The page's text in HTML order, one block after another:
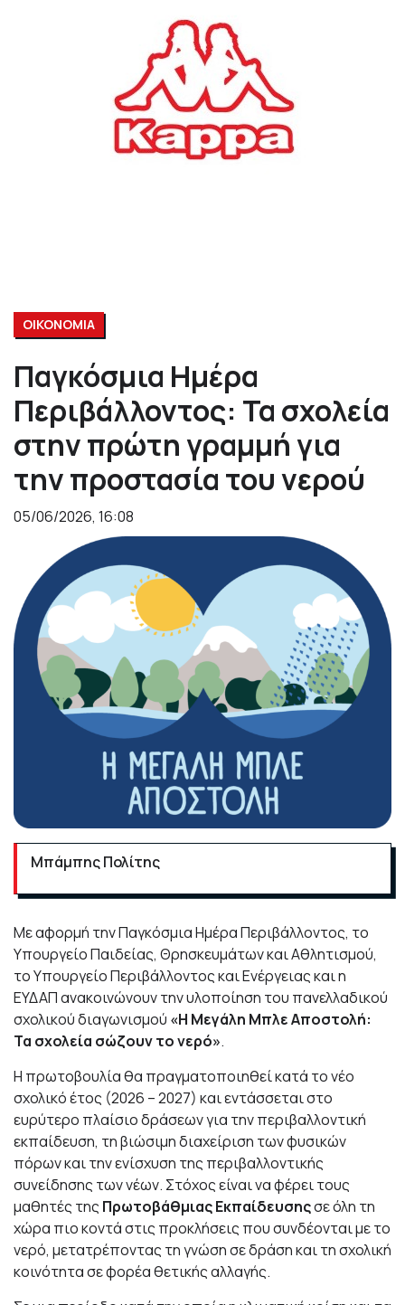
ΟΙΚΟΝΟΜΙΑ
Παγκόσμια Ημέρα
Περιβάλλοντος: Τα σχολεία
στην πρώτη γραμμή για
την προστασία του νερού
05/06/2026, 16:08
Μπάμπης Πολίτης
Με αφορμή την Παγκόσμια Ημέρα Περιβάλλοντος, το
Υπουργείο Παιδείας, Θρησκευμάτων και Αθλητισμού,
το Υπουργείο Περιβάλλοντος και Ενέργειας και η
ΕΥΔΑΠ ανακοινώνουν την υλοποίηση του πανελλαδικού
σχολικού διαγωνισμού «Η Μεγάλη Μπλε Αποστολή:
Τα σχολεία σώζουν το νερό».
Η πρωτοβουλία θα πραγματοποιηθεί κατά το νέο
σχολικό έτος (2026 – 2027) και εντάσσεται στο
ευρύτερο πλαίσιο δράσεων για την περιβαλλοντική
εκπαίδευση, τη βιώσιμη διαχείριση των φυσικών
πόρων και την ενίσχυση της περιβαλλοντικής
συνείδησης των νέων. Στόχος είναι να φέρει τους
μαθητές της Πρωτοβάθμιας Εκπαίδευσηςσε όλη τη
χώρα πιο κοντά στις προκλήσεις που συνδέονται με το
νερό, μετατρέποντας τη γνώση σε δράση και τη σχολική
κοινότητα σε φορέα θετικής αλλαγής.